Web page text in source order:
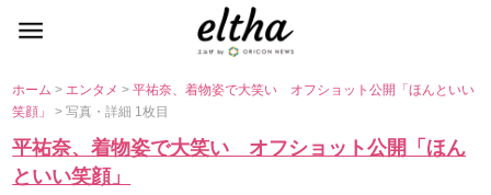
ホーム> エンタメ>平祐奈、着物姿で大笑い オフショット公開「ほんといい
笑顔」> 写真・詳細 1枚目
平祐奈、着物姿で大笑い オフショット公開「ほん
といい笑顔」